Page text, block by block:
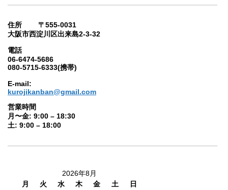
住所 〒555-0031
大阪市西淀川区出来島2-3-32
電話
06-6474-5686
080-5715-6333(携帯)
E-mail:
kurojikanban@gmail.com
営業時間
月〜金: 9:00 – 18:30
土: 9:00 – 18:00
2026年8月
月
火 水 木 金 土
日